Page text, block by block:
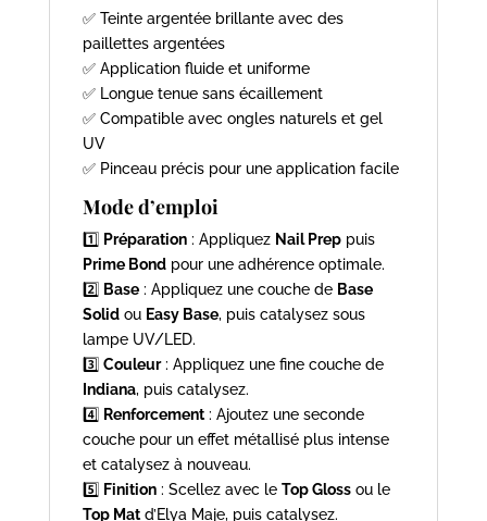
✅ Teinte argentée brillante avec des
paillettes argentées
✅ Application fluide et uniforme
✅ Longue tenue sans écaillement
✅ Compatible avec ongles naturels et gel
UV
✅ Pinceau précis pour une application facile
Mode d’emploi
1️⃣ Préparation: Appliquez Nail Preppuis
Prime Bondpour une adhérence optimale.
2️⃣ Base: Appliquez une couche de Base
Solidou Easy Base, puis catalysez sous
lampe UV/LED.
3️⃣ Couleur: Appliquez une fine couche de
Indiana, puis catalysez.
4️⃣ Renforcement: Ajoutez une seconde
couche pour un effet métallisé plus intense
et catalysez à nouveau.
5️⃣ Finition: Scellez avec le Top Glossou le
Top Matd’Elya Maje, puis catalysez.